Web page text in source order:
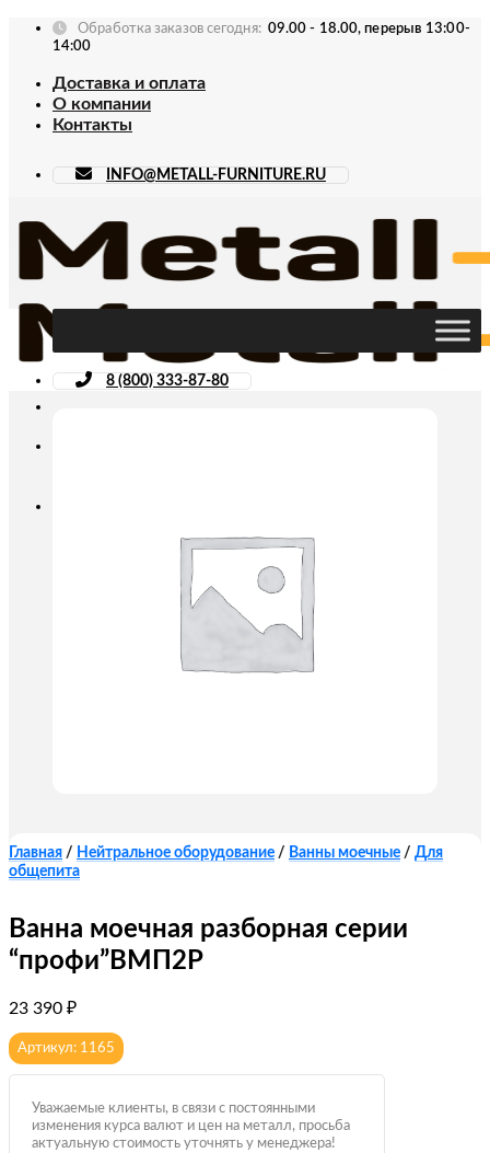
Skip
Обработка заказов сегодня: 09.00 - 18.00, перерыв 13:00-
14:00
Доставка и оплата
О компании
Контакты
INFO@METALL-FURNITURE.RU
8 (800) 333-87-80
Главная / Нейтральное оборудование / Ванны моечные / Для
общепита
Ванна моечная разборная серии
“профи”ВМП2Р
23 390 ₽
Артикул: 1165
Уважаемые клиенты, в связи с постоянными
изменения курса валют и цен на металл, просьба
актуальную стоимость уточнять у менеджера!